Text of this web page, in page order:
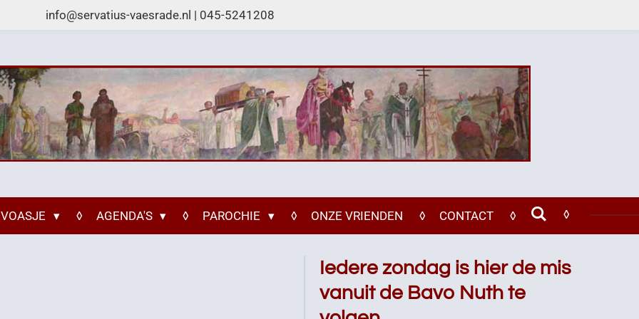
info@servatius-vaesrade.nl | 045-5241208
AGENDA'S PAROCHIE ONZE VRIENDEN CONTACT
Iedere zondag is hier de mis
vanuit de Bavo Nuth te